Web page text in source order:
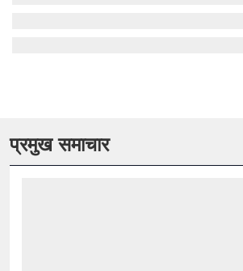
प्रमुख समाचार